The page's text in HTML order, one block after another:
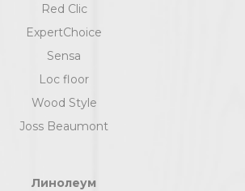
Red Clic
ExpertChoice
Sensa
Loc floor
Wood Style
Joss Beaumont
Линолеум